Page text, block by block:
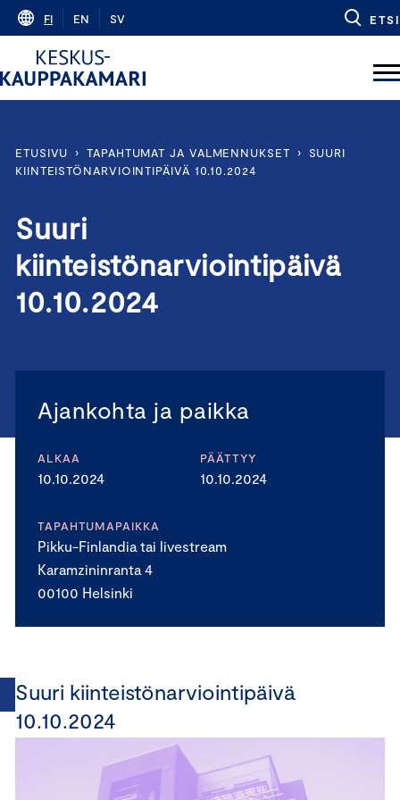
Skip
content
FI EN SV ETSI
ETUSIVU › TAPAHTUMAT JA VALMENNUKSET ›
SUURI
KIINTEISTÖNARVIOINTIPÄIVÄ 10.10.2024
Suuri
kiinteistönarviointipäivä
10.10.2024
Ajankohta ja paikka
ALKAA
10.10.2024
PÄÄTTYY
10.10.2024
TAPAHTUMAPAIKKA
Pikku-Finlandia tai livestream
Karamzininranta 4
00100 Helsinki
Suuri kiinteistönarviointipäivä
10.10.2024